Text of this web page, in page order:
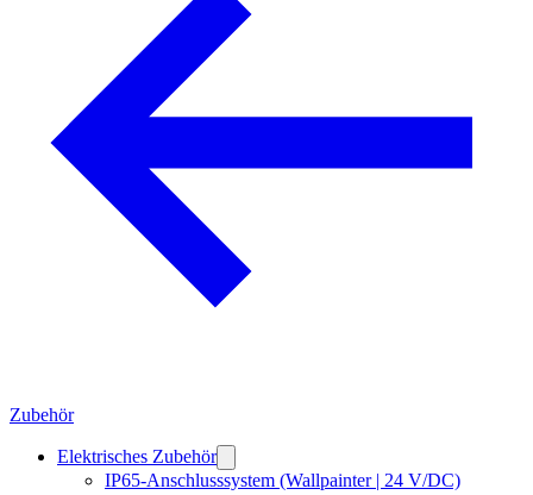
Zubehör
Elektrisches Zubehör
IP65-Anschlusssystem (Wallpainter | 24 V/DC)